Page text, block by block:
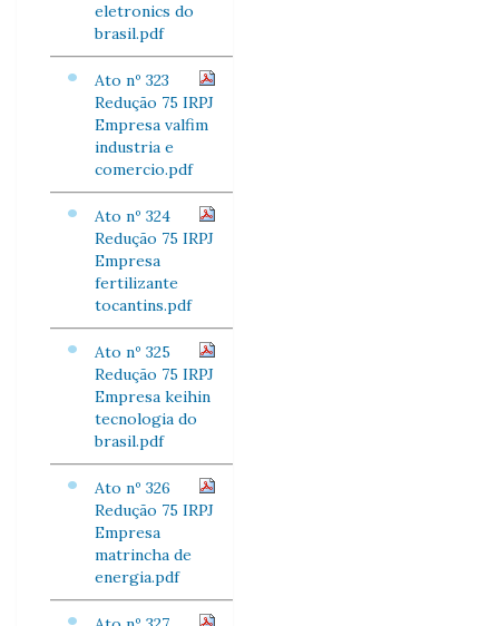
eletronics do
brasil.pdf
Ato nº 323
Redução 75 IRPJ
Empresa valfim
industria e
comercio.pdf
Ato nº 324
Redução 75 IRPJ
Empresa
fertilizante
tocantins.pdf
Ato nº 325
Redução 75 IRPJ
Empresa keihin
tecnologia do
brasil.pdf
Ato nº 326
Redução 75 IRPJ
Empresa
matrincha de
energia.pdf